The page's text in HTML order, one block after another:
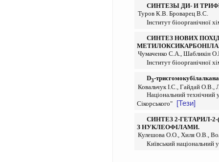
СИНТЕЗЫ ДИ- И
Туров К.В. Броварец В.С.
Інститут біоорганічної
СИНТЕЗ НОВИХ
Чумаченко С.А., Шабликін
Інститут біоорганічної
D3-
Ковальчук І.С., Гайдай О.В.,
Національний технічний
Сікорського"
[Тези]
СИНТЕЗ 2-ГЕТАРИЛ-2-
З НУКЛЕОФІЛАМИ.
Кулешова О.О., Хиля О.В.,
Київський національний